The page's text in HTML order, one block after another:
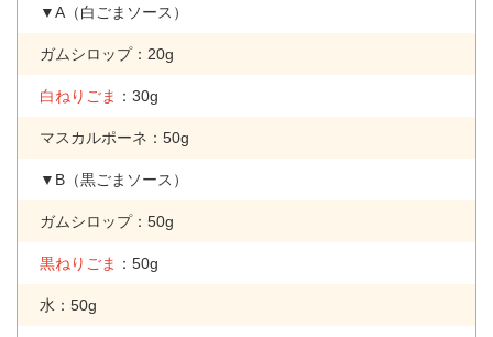
▼A（白ごまソース）
ガムシロップ：20g
白ねりごま ：30g
マスカルポーネ：50g
▼B（黒ごまソース）
ガムシロップ：50g
黒ねりごま ：50g
水：50g